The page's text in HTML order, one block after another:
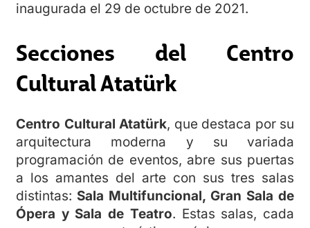
inaugurada el 29 de octubre de 2021.
Secciones del Centro
Cultural Atatürk
Centro Cultural Atatürk, que destaca por su
arquitectura moderna y su variada
programación de eventos, abre sus puertas
a los amantes del arte con sus tres salas
distintas: Sala Multifuncional, Gran Sala de
Ópera y Sala de Teatro. Estas salas, cada